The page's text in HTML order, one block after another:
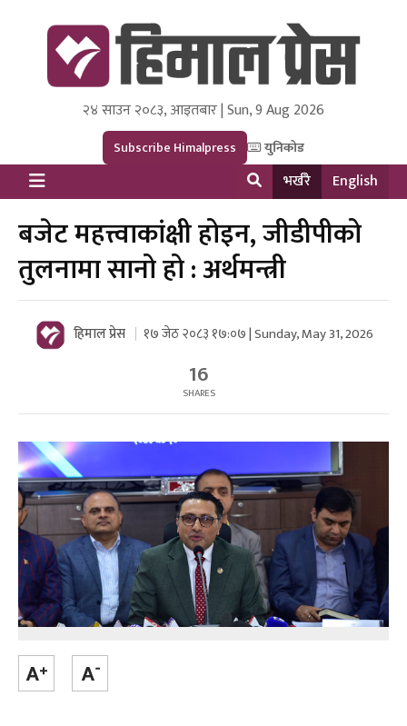
Himal Press
Dot NewsyNepal Media and Research Pvt Ltd.
२४ साउन २०८३, आइतबार | Sun, 9 Aug 2026
Subscribe Himalpress युनिकोड
भर्खरै English
बजेट महत्त्वाकांक्षी होइन, जीडीपीको
तुलनामा सानो हो : अर्थमन्त्री
हिमाल प्रेस १७ जेठ २०८३ १७:०७ | Sunday, May 31, 2026
16
SHARES